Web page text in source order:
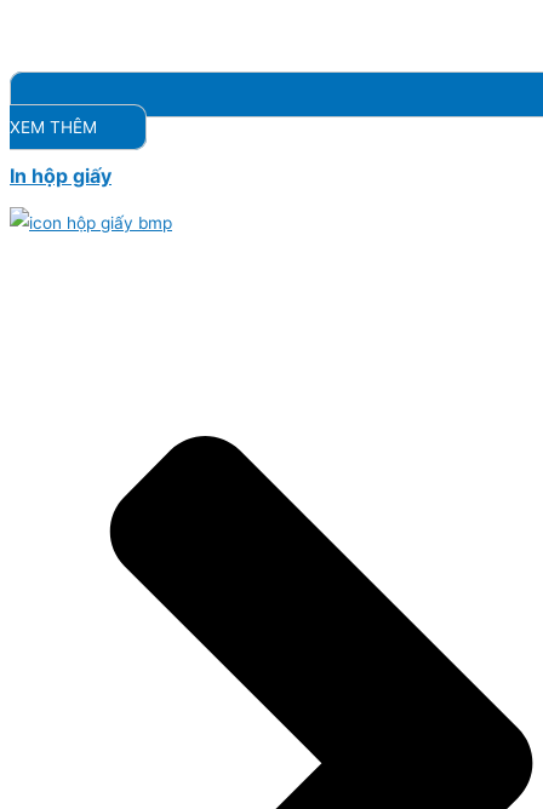
XEM THÊM
In hộp giấy